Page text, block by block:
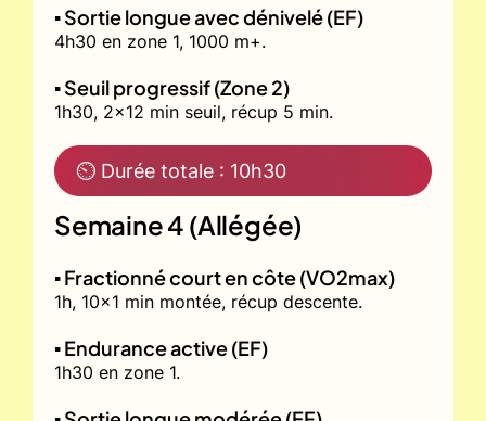
▪️ Sortie longue avec dénivelé (EF)
4h30 en zone 1, 1000 m+.
▪️ Seuil progressif (Zone 2)
1h30, 2x12 min seuil, récup 5 min.
⏲ Durée totale : 10h30
Semaine 4 (Allégée)
▪️ Fractionné court en côte (VO2max)
1h, 10x1 min montée, récup descente.
▪️ Endurance active (EF)
1h30 en zone 1.